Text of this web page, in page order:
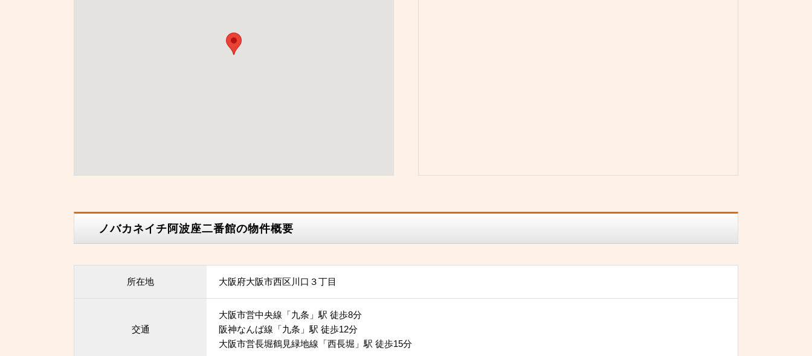
ノバカネイチ阿波座二番館の物件概要
所在地 大阪府大阪市西区川口３丁目
交通
大阪市営中央線「九条」駅 徒歩8分
阪神なんば線「九条」駅 徒歩12分
大阪市営長堀鶴見緑地線「西長堀」駅 徒歩15分